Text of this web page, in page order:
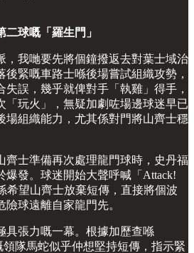
球嘅「羅生門」
，我哋要先將個鐘撥返去對葉士域治
後緊嘅車路士喺後場嘗試組織攻勢，
誤，幾乎就俾對手「執雞」得手，
「玩火」，無疑加劇咗場邊球迷早已
組織能力，尤其係對門將山齊士穩
齊士準備再次處理龍門球時，史丹福
爆發。球迷開始大聲呼喊「Attack!
希望山齊士放棄短傳，直接將個波
球遠離自家龍門先。
具張力嘅一幕。根據加歷查喺
領隊馬蛇似乎仲想堅持短傳，指示緊